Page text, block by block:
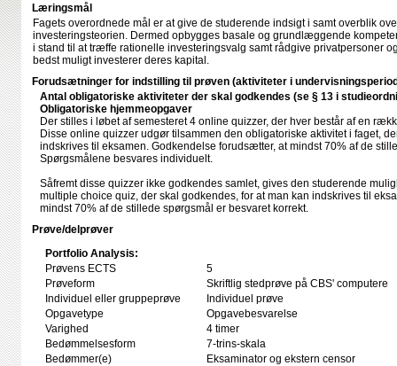
Læringsmål
Fagets overordnede mål er at give de studerende indsigt i samt overblik
investeringsteorien. Dermed opbygges basale og grundlæggende
i stand til at træffe rationelle investeringsvalg samt rådgive privatpersoner
bedst muligt investerer deres kapital.
Forudsætninger for indstilling til prøven (aktiviteter i
Antal obligatoriske aktiviteter der skal godkendes (se § 13 i
Obligatoriske hjemmeopgaver
Der stilles i løbet af semesteret 4 online quizzer, der hver består af en
Disse online quizzer udgør tilsammen den obligatoriske aktivitet i faget,
indskrives til eksamen. Godkendelse forudsætter, at mindst 70% af de
Spørgsmålene besvares individuelt.
Såfremt disse quizzer ikke godkendes samlet, gives den studerende
multiple choice quiz, der skal godkendes, for at man kan indskrives til
mindst 70% af de stillede spørgsmål er besvaret korrekt.
Prøve/delprøver
Portfolio Analysis:
Prøvens ECTS
5
Prøveform
Skriftlig stedprøve på CBS' computere
Individuel eller gruppeprøve
Individuel prøve
Opgavetype
Opgavebesvarelse
Varighed
4 timer
Bedømmelsesform
7-trins-skala
Bedømmer(e)
Eksaminator og ekstern censor